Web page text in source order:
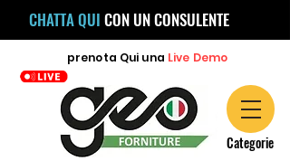
CHATTA QUI CON UN CONSULENTE
prenota Qui una Live Demo
Categorie